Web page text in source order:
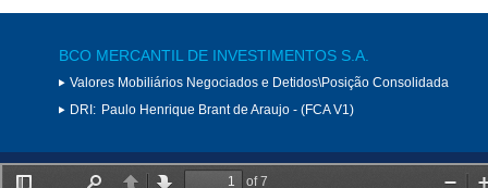
BCO MERCANTIL DE INVESTIMENTOS S.A.
Valores Mobiliários Negociados e Detidos\Posição Consolidada
DRI: Paulo Henrique Brant de Araujo - (FCA V1)